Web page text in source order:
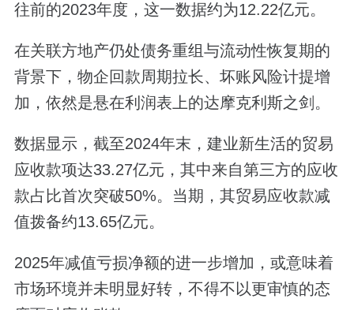
往前的2023年度，这一数据约为12.22亿元。
在关联方地产仍处债务重组与流动性恢复期的
背景下，物企回款周期拉长、坏账风险计提增
加，依然是悬在利润表上的达摩克利斯之剑。
数据显示，截至2024年末，建业新生活的贸易
应收款项达33.27亿元，其中来自第三方的应收
款占比首次突破50%。当期，其贸易应收款减
值拨备约13.65亿元。
2025年减值亏损净额的进一步增加，或意味着
市场环境并未明显好转，不得不以更审慎的态